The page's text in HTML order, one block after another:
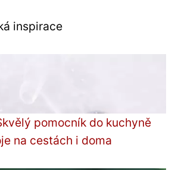
inspirace
pomocník do kuchyně
na cestách i doma